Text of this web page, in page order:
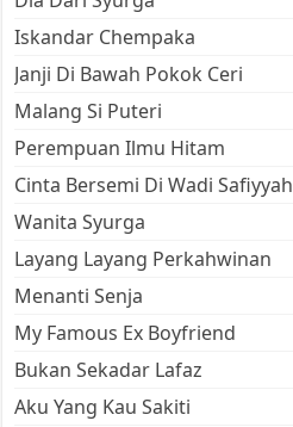
Iskandar Chempaka
Janji Di Bawah Pokok Ceri
Malang Si Puteri
Perempuan Ilmu Hitam
Cinta Bersemi Di Wadi Safiyyah
Wanita Syurga
Layang Layang Perkahwinan
Menanti Senja
My Famous Ex Boyfriend
Bukan Sekadar Lafaz
Aku Yang Kau Sakiti